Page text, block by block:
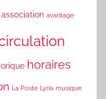
association avantage
horaires
La Poste Lyria musique